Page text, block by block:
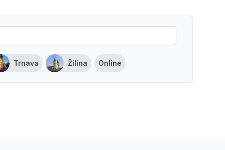
Trnava Žilina Online